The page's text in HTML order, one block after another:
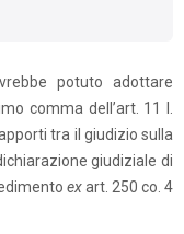
potuto adottare
comma dell’art. 11 l.
tra il giudizio sulla
giudiziale di
exart. 250 co. 4